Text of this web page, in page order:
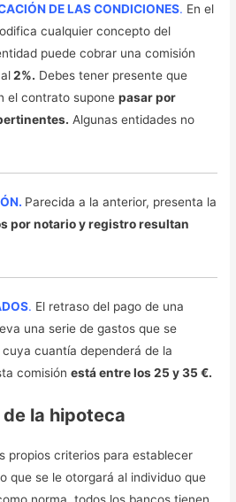
DE LAS CONDICIONES. En el
cualquier concepto del
puede cobrar una comisión
2%. Debes tener presente que
el contrato suponepasar por
Algunas entidades no
Parecida a la anterior, presenta la
por notario y registro resultan
. El retraso del pago de una
una serie de gastos que se
cuantía dependerá de la
comisiónestá entre los 25 y 35 €.
la hipoteca
propios criterios para establecer
que se le otorgará al individuo que